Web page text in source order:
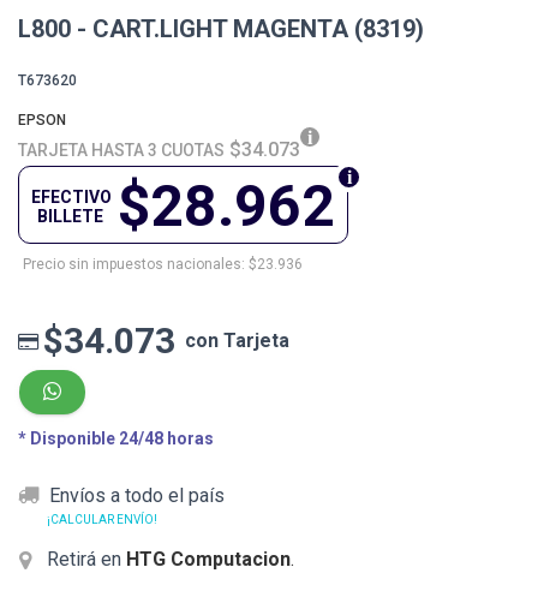
L800 - CART.LIGHT MAGENTA (8319)
T673620
EPSON
TARJETA HASTA 3 CUOTAS $34.073
$28.962
EFECTIVO
BILLETE
Precio sin impuestos nacionales: $23.936
$34.073 con Tarjeta
* Disponible 24/48 horas
Envíos a todo el país
¡CALCULAR ENVÍO!
Retirá en HTG Computacion.